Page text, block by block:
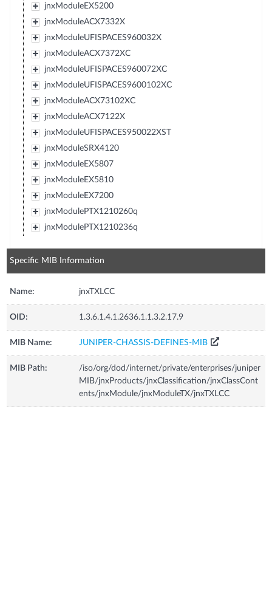
jnxModuleEX5200
jnxModuleACX7332X
jnxModuleUFISPACES960032X
jnxModuleACX7372XC
jnxModuleUFISPACES960072XC
jnxModuleUFISPACES9600102XC
jnxModuleACX73102XC
jnxModuleACX7122X
jnxModuleUFISPACES950022XST
jnxModuleSRX4120
jnxModuleEX5807
jnxModuleEX5810
jnxModuleEX7200
jnxModulePTX1210260q
jnxModulePTX1210236q
Specific MIB Information
Name: jnxTXLCC
OID: 1.3.6.1.4.1.2636.1.1.3.2.17.9
MIB Name: JUNIPER-CHASSIS-DEFINES-MIB
MIB Path:
/iso/org/dod/internet/private/enterprises/juniper
MIB/jnxProducts/jnxClassification/jnxClassCont
ents/jnxModule/jnxModuleTX/jnxTXLCC